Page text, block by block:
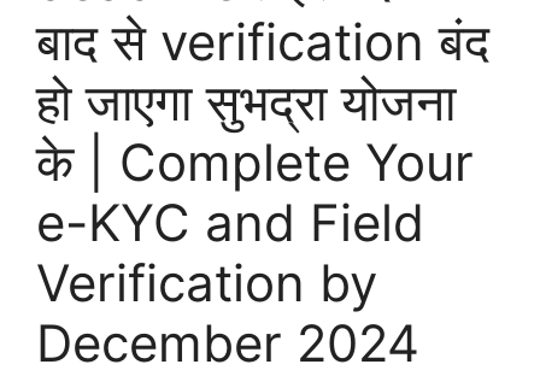
बाद से verification बंद
हो जाएगा सुभद्रा योजना
के | Complete Your
e-KYC and Field
Verification by
December 2024